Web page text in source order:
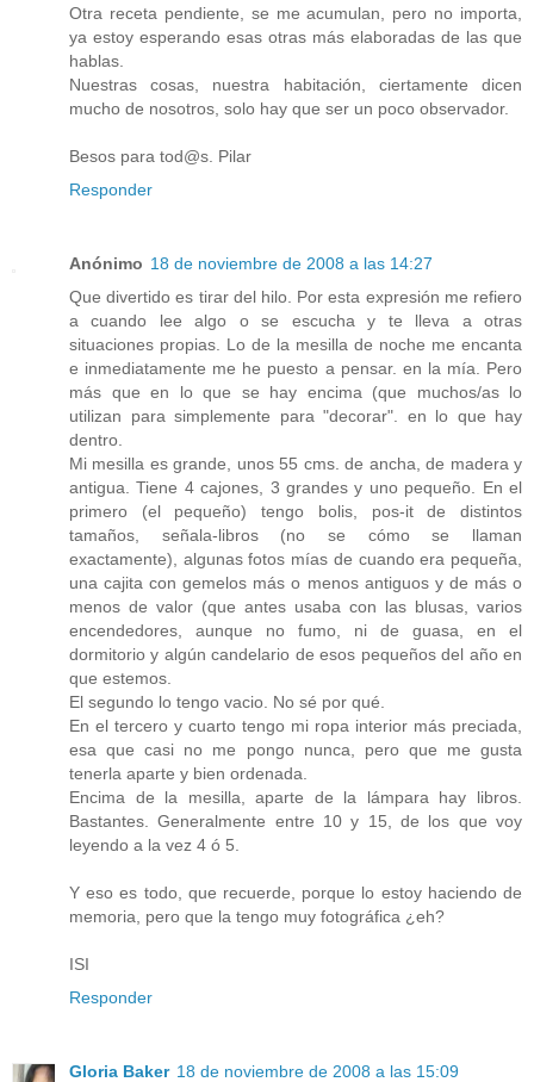
Otra receta pendiente, se me acumulan, pero no importa,
ya estoy esperando esas otras más elaboradas de las que
hablas.
Nuestras cosas, nuestra habitación, ciertamente dicen
mucho de nosotros, solo hay que ser un poco observador.
Besos para tod@s. Pilar
Responder
Anónimo 18 de noviembre de 2008 a las 14:27
Que divertido es tirar del hilo. Por esta expresión me refiero
a cuando lee algo o se escucha y te lleva a otras
situaciones propias. Lo de la mesilla de noche me encanta
e inmediatamente me he puesto a pensar. en la mía. Pero
más que en lo que se hay encima (que muchos/as lo
utilizan para simplemente para "decorar". en lo que hay
dentro.
Mi mesilla es grande, unos 55 cms. de ancha, de madera y
antigua. Tiene 4 cajones, 3 grandes y uno pequeño. En el
primero (el pequeño) tengo bolis, pos-it de distintos
tamaños, señala-libros (no se cómo se llaman
exactamente), algunas fotos mías de cuando era pequeña,
una cajita con gemelos más o menos antiguos y de más o
menos de valor (que antes usaba con las blusas, varios
encendedores, aunque no fumo, ni de guasa, en el
dormitorio y algún candelario de esos pequeños del año en
que estemos.
El segundo lo tengo vacio. No sé por qué.
En el tercero y cuarto tengo mi ropa interior más preciada,
esa que casi no me pongo nunca, pero que me gusta
tenerla aparte y bien ordenada.
Encima de la mesilla, aparte de la lámpara hay libros.
Bastantes. Generalmente entre 10 y 15, de los que voy
leyendo a la vez 4 ó 5.
Y eso es todo, que recuerde, porque lo estoy haciendo de
memoria, pero que la tengo muy fotográfica ¿eh?
ISI
Responder
Gloria Baker 18 de noviembre de 2008 a las 15:09